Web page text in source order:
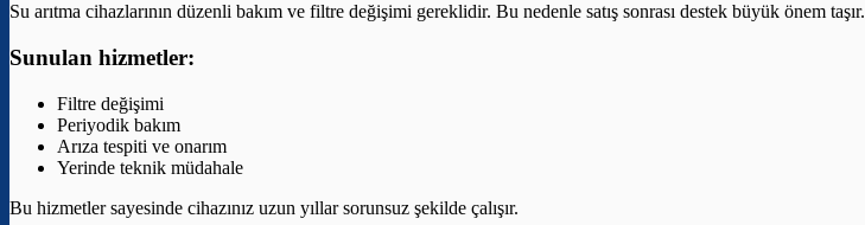
Su arıtma cihazlarının düzenli bakım ve filtre değişimi gereklidir. Bu nedenle satış sonrası destek büyük önem taşır.
Sunulan hizmetler:
Filtre değişimi
Periyodik bakım
Arıza tespiti ve onarım
Yerinde teknik müdahale
Bu hizmetler sayesinde cihazınız uzun yıllar sorunsuz şekilde çalışır.